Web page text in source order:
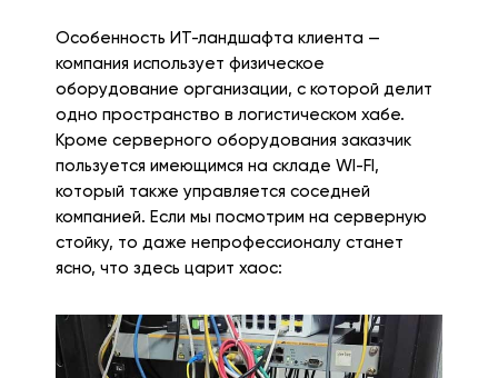
Особенность ИТ-ландшафта клиента —
компания использует физическое
оборудование организации, с которой делит
одно пространство в логистическом хабе.
Кроме серверного оборудования заказчик
пользуется имеющимся на складе WI-FI,
который также управляется соседней
компанией. Если мы посмотрим на серверную
стойку, то даже непрофессионалу станет
ясно, что здесь царит хаос: